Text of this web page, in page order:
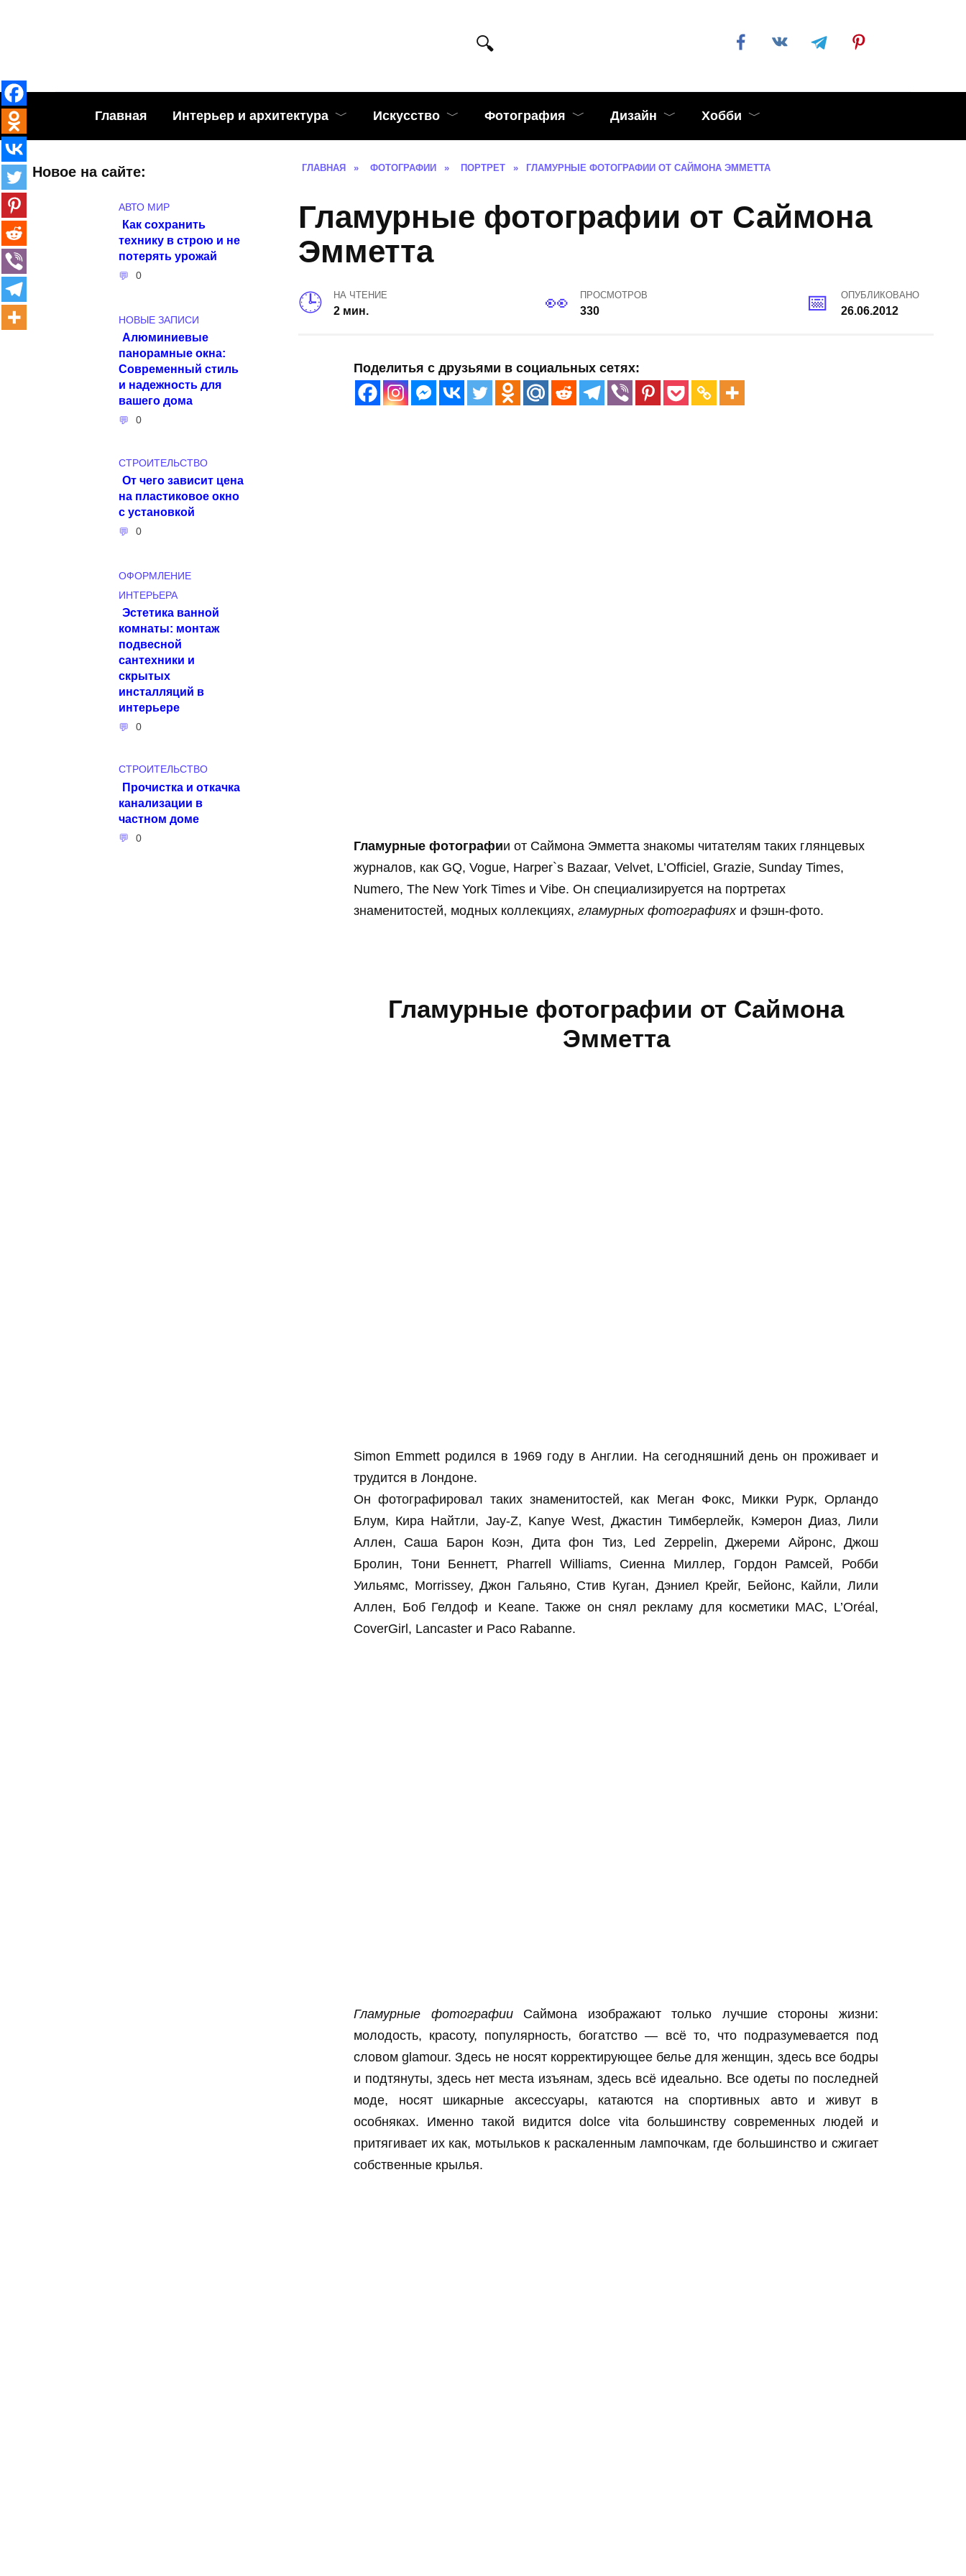
Главная Интерьер и архитектура Искусство Фотография Дизайн Хобби
ГЛАВНАЯ » ФОТОГРАФИИ » ПОРТРЕТ » ГЛАМУРНЫЕ ФОТОГРАФИИ ОТ САЙМОНА ЭММЕТТА
Гламурные фотографии от Саймона
Эмметта
НА ЧТЕНИЕ
2 мин.
ПРОСМОТРОВ
330
ОПУБЛИКОВАНО
26.06.2012
Поделитья с друзьями в социальных сетях:
Гламурные фотографии от Саймона Эмметта знакомы читателям таких глянцевых
журналов, как GQ, Vogue, Harper`s Bazaar, Velvet, L’Officiel, Grazie, Sunday Times,
Numero, The New York Times и Vibe. Он специализируется на портретах
знаменитостей, модных коллекциях, гламурных фотографияхи фэшн-фото.
Гламурные фотографии от Саймона
Эмметта
Simon Emmett родился в 1969 году в Англии. На сегодняшний день он проживает и
трудится в Лондоне.
Он фотографировал таких знаменитостей, как Меган Фокс, Микки Рурк, Орландо
Блум, Кира Найтли, Jay-Z, Kanye West, Джастин Тимберлейк, Кэмерон Диаз, Лили
Аллен, Саша Барон Коэн, Дита фон Тиз, Led Zeppelin, Джереми Айронс, Джош
Бролин, Тони Беннетт, Pharrell Williams, Сиенна Миллер, Гордон Рамсей, Робби
Уильямс, Morrissey, Джон Гальяно, Стив Куган, Дэниел Крейг, Бейонс, Кайли, Лили
Аллен, Боб Гелдоф и Keane. Также он снял рекламу для косметики MAC, L’Oréal,
CoverGirl, Lancaster и Paco Rabanne.
Гламурные фотографииСаймона изображают только лучшие стороны жизни:
молодость, красоту, популярность, богатство — всё то, что подразумевается под
словом glamour. Здесь не носят корректирующее белье для женщин, здесь все бодры
и подтянуты, здесь нет места изъянам, здесь всё идеально. Все одеты по последней
моде, носят шикарные аксессуары, катаются на спортивных авто и живут в
особняках. Именно такой видится dolce vita большинству современных людей и
притягивает их как, мотыльков к раскаленным лампочкам, где большинство и сжигает
собственные крылья.
Новое на сайте:
АВТО МИР
Как сохранить
технику в строю и не
потерять урожай
0
НОВЫЕ ЗАПИСИ
Алюминиевые
панорамные окна:
Современный стиль
и надежность для
вашего дома
0
СТРОИТЕЛЬСТВО
От чего зависит цена
на пластиковое окно
с установкой
0
ОФОРМЛЕНИЕ
ИНТЕРЬЕРА
Эстетика ванной
комнаты: монтаж
подвесной
сантехники и
скрытых
инсталляций в
интерьере
0
СТРОИТЕЛЬСТВО
Прочистка и откачка
канализации в
частном доме
0